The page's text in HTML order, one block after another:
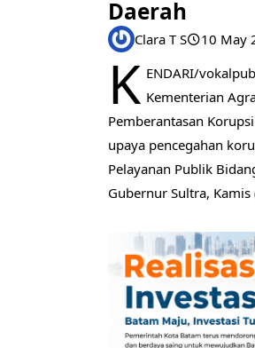
Daerah
Clara T S 10 May
K ENDARI/
Kementerian
Pemberantasan
upaya pencegahan
Pelayanan Publik
Gubernur Sultra,